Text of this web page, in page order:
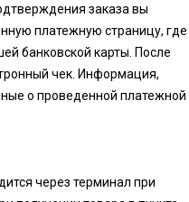
заказа вы
платежную страницу, где
банковской карты. После
чек. Информация,
о проведенной платежной
через терминал при